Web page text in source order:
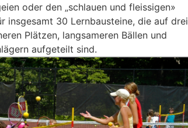
oder den „schlauen und fleissigen»
insgesamt 30 Lernbausteine, die auf drei
Plätzen, langsameren Bällen und
aufgeteilt sind.